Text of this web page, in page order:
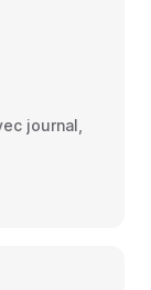
journal,